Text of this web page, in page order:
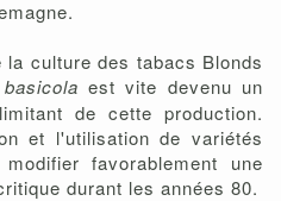
culture des tabacs Blonds
est vite devenu un
de cette production.
et l'utilisation de variétés
favorablement une
durant les années 80.